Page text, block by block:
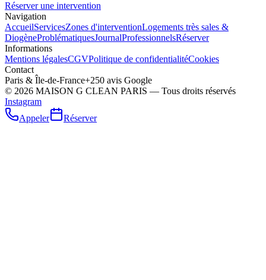
Réserver une intervention
Navigation
AccueilServicesZones d'interventionLogements très sales &
DiogèneProblématiquesJournalProfessionnelsRéserver
Informations
Mentions légalesCGVPolitique de confidentialitéCookies
Contact
Paris & Île-de-France+250 avis Google
© 2026 MAISON G CLEAN PARIS — Tous droits réservés
Instagram
Appeler
Réserver